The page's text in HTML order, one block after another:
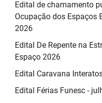
Edital de chamamento
Ocupação dos Espaços
2026
Edital De Repente na
Espaço 2026
Edital Caravana
Edital Férias Funesc -